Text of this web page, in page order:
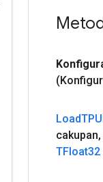
Load
cakupan,
TFloat32